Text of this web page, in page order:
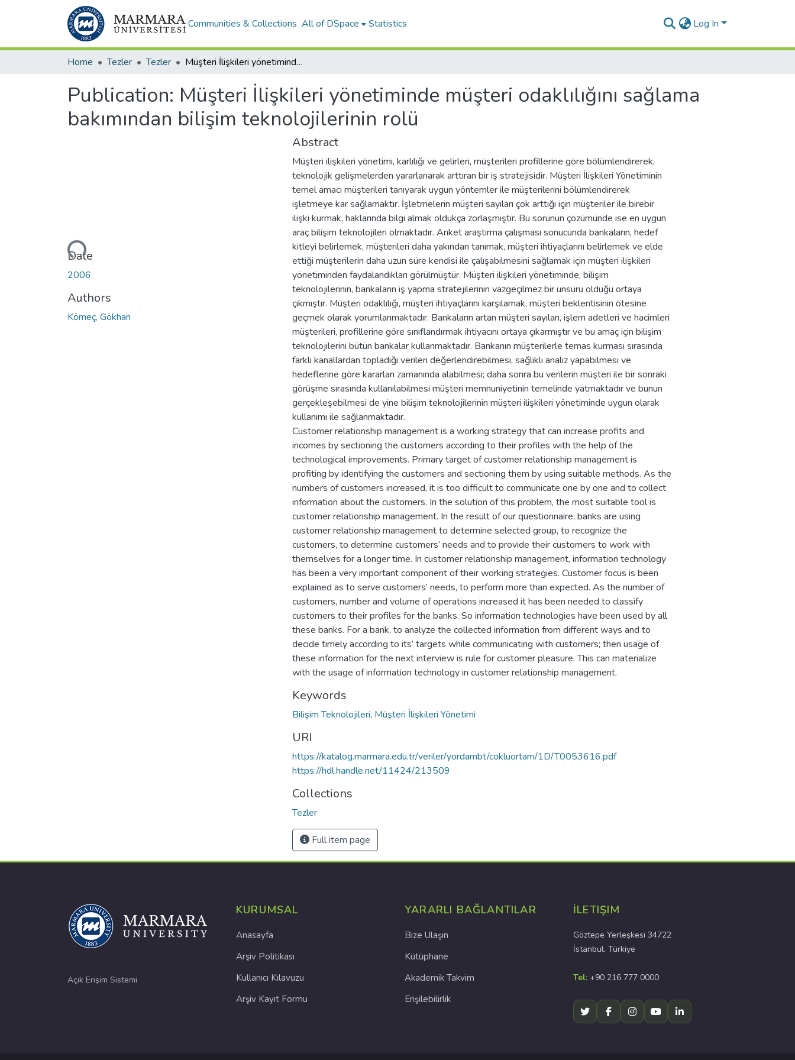
Communities & Collections All of DSpace Statistics Log In
Home Tezler Tezler Müşteri İlişkileri yönetiminde müşteri odaklılığını sağlama bakımından bilişim teknolojilerinin rolü
Publication: Müşteri İlişkileri yönetiminde müşteri odaklılığını sağlama
bakımından bilişim teknolojilerinin rolü
Loading...
Date
2006
Authors
Kömeç, Gökhan
Abstract
Müşteri ilişkileri yönetimi, karlılığı ve gelirleri, müşterileri profillerine göre bölümlendirerek,
teknolojik gelişmelerden yararlanarak arttıran bir iş stratejisidir. Müşteri İlişkileri Yönetiminin
temel amacı müşterileri tanıyarak uygun yöntemler ile müşterilerini bölümlendirerek
işletmeye kar sağlamaktır. İşletmelerin müşteri sayıları çok arttığı için müşteriler ile birebir
ilişki kurmak, haklarında bilgi almak oldukça zorlaşmıştır. Bu sorunun çözümünde ise en uygun
araç bilişim teknolojileri olmaktadır. Anket araştırma çalışması sonucunda bankaların, hedef
kitleyi belirlemek, müşterileri daha yakından tanımak, müşteri ihtiyaçlarını belirlemek ve elde
ettiği müşterilerin daha uzun süre kendisi ile çalışabilmesini sağlamak için müşteri ilişkileri
yönetiminden faydalandıkları görülmüştür. Müşteri ilişkileri yönetiminde, bilişim
teknolojilerinin, bankaların iş yapma stratejilerinin vazgeçilmez bir unsuru olduğu ortaya
çıkmıştır. Müşteri odaklılığı, müşteri ihtiyaçlarını karşılamak, müşteri beklentisinin ötesine
geçmek olarak yorumlanmaktadır. Bankaların artan müşteri sayıları, işlem adetleri ve hacimleri
müşterileri, profillerine göre sınıflandırmak ihtiyacını ortaya çıkarmıştır ve bu amaç için bilişim
teknolojilerini bütün bankalar kullanmaktadır. Bankanın müşterilerle temas kurması sırasında
farklı kanallardan topladığı verileri değerlendirebilmesi, sağlıklı analiz yapabilmesi ve
hedeflerine göre kararları zamanında alabilmesi; daha sonra bu verilerin müşteri ile bir sonraki
görüşme sırasında kullanılabilmesi müşteri memnuniyetinin temelinde yatmaktadır ve bunun
gerçekleşebilmesi de yine bilişim teknolojilerinin müşteri ilişkileri yönetiminde uygun olarak
kullanımı ile sağlanmaktadır.
Customer relationship management is a working strategy that can increase profits and
incomes by sectioning the customers according to their profiles with the help of the
technological improvements. Primary target of customer relationship management is
profiting by identifying the customers and sectioning them by using suitable methods. As the
numbers of customers increased, it is too difficult to communicate one by one and to collect
information about the customers. In the solution of this problem, the most suitable tool is
customer relationship management. In the result of our questionnaire, banks are using
customer relationship management to determine selected group, to recognize the
customers, to determine customers’ needs and to provide their customers to work with
themselves for a longer time. In customer relationship management, information technology
has been a very important component of their working strategies. Customer focus is been
explained as to serve customers’ needs, to perform more than expected. As the number of
customers, number and volume of operations increased it has been needed to classify
customers to their profiles for the banks. So information technologies have been used by all
these banks. For a bank, to analyze the collected information from different ways and to
decide timely according to its’ targets while communicating with customers; then usage of
these information for the next interview is rule for customer pleasure. This can materialize
with the usage of information technology in customer relationship management.
Keywords
Bilişim Teknolojileri, Müşteri İlişkileri Yönetimi
URI
https://katalog.marmara.edu.tr/veriler/yordambt/cokluortam/1D/T0053616.pdf
https://hdl.handle.net/11424/213509
Collections
Tezler
Full item page
Açık Erişim Sistemi
KURUMSAL
Anasayfa
Arşiv Politikası
Kullanıcı Kılavuzu
Arşiv Kayıt Formu
YARARLI BAĞLANTILAR
Bize Ulaşın
Kütüphane
Akademik Takvim
Erişilebilirlik
İLETIŞIM
Göztepe Yerleşkesi 34722
İstanbul, Türkiye
Tel: +90 216 777 0000